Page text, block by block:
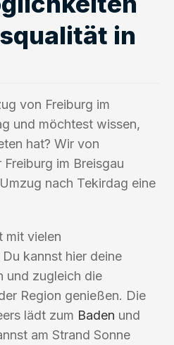
in
von Freiburg im
und möchtest wissen,
hat? Wir von
im Breisgau
nach Tekirdag eine
mit vielen
kannst hier deine
und zugleich die
Region genießen. Die
lädt zum Baden und
am Strand Sonne